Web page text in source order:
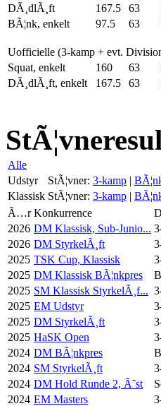
DÃ¸dlÃ¸ft
167.5 63
BÃ¦nk, enkelt
97.5 63
Uofficielle (3-kamp + evt.
Squat, enkelt
160 63
DÃ¸dlÃ¸ft, enkelt
167.5 63
Alle
Udstyr
StÃ¦vner: 3-kamp |
Klassisk StÃ¦vner: 3-kamp |
Ã…r Konkurrence
2026 DM Klassisk, Sub-Junio...
2026 DM StyrkelÃ¸ft
2025 TSK Cup, Klassisk
2025 DM Klassisk BÃ¦nkpres
2025 SM Klassisk StyrkelÃ¸f...
2025 EM Udstyr
2025 DM StyrkelÃ¸ft
2025 HaSK Open
2024 DM BÃ¦nkpres
2024 SM StyrkelÃ¸ft
2024 DM Hold Runde 2, Ã˜st
2024 EM Masters